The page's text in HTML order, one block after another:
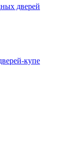
дверей
купе